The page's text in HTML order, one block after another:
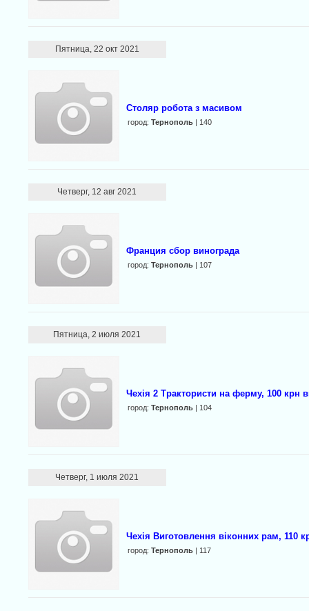
Пятница, 22 окт 2021
Столяр робота з масивом
город: Тернополь| 140
Четверг, 12 авг 2021
Франция сбор винограда
город: Тернополь| 107
Пятница, 2 июля 2021
Чехія 2 Трактористи на ферму, 100 крн
город: Тернополь| 104
Четверг, 1 июля 2021
Чехія Виготовлення віконних рам, 110
город: Тернополь| 117